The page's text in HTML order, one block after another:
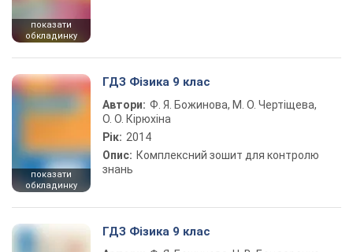
показати
обкладинку
показати
обкладинку
ГДЗ Фізика 9 клас
Автори: Ф. Я. Божинова, М. О. Чертіщева,
О. О. Кірюхіна
Рік: 2014
Опис: Комплексний зошит для контролю
знань
ГДЗ Фізика 9 клас